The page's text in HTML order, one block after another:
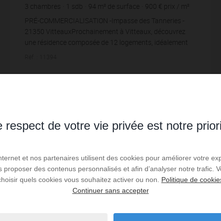
3 chambres sdb 94 m² de surface 900 € prix / m²
PRÉ-COMMERCIALISATION -Impasse des Tanneries -
21350 VitteauxProchainement à Vitteaux, découvrez
une résidence composée de 12 logements, idéalement
respect de votre vie privée est notre
et nos partenaires utilisent des cookies pour améliorer votre
proposer des contenus personnalisés et afin d’analyser notre trafic.
quels cookies vous souhaitez activer ou non. Politique de
Continuer sans accepter